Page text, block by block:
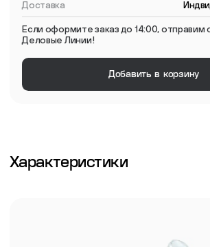
Доставка
Если оформите заказ до 14:00, отправим
Деловые Линии!
Добавить в корзину
Характеристики